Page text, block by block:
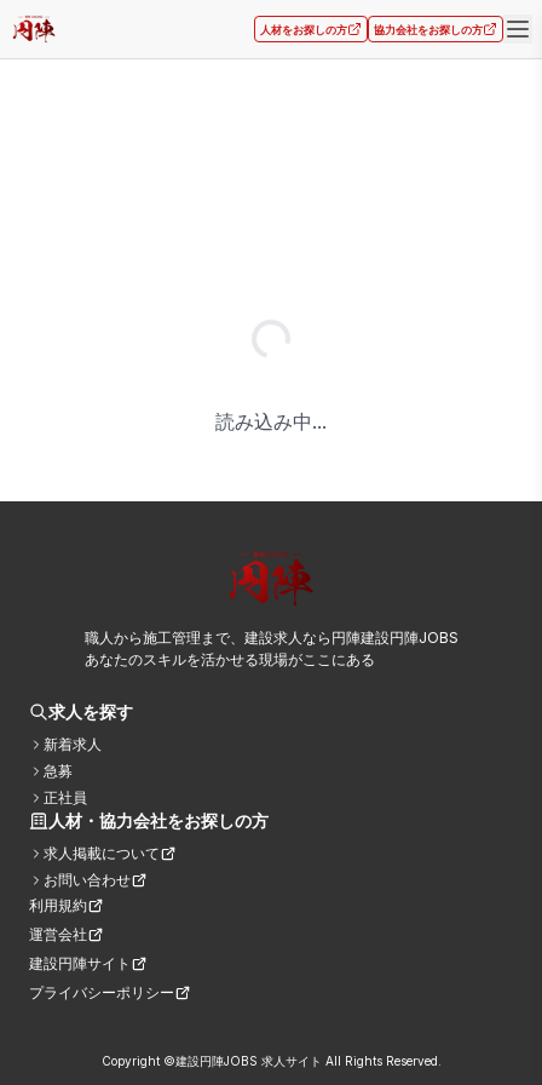
人材をお探しの方 協力会社をお探しの方
読み込み中...
職人から施工管理まで、建設求人なら円陣建設円陣JOBS
あなたのスキルを活かせる現場がここにある
求人を探す
新着求人
急募
正社員
人材・協力会社をお探しの方
求人掲載について
お問い合わせ
利用規約
運営会社
建設円陣サイト
プライバシーポリシー
Copyright ©建設円陣JOBS 求人サイト All Rights Reserved.